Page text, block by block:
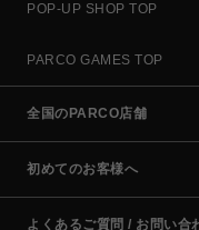
POP-UP SHOP TOP
PARCO GAMES TOP
全国のPARCO店舗
初めてのお客様へ
よくあるご質問 / お問い合